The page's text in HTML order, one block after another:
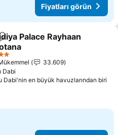
Fiyatları görün
ekle
Palace Rayhaan
33.609
Dabi
Dabi'nin en büyük havuzlarından biri